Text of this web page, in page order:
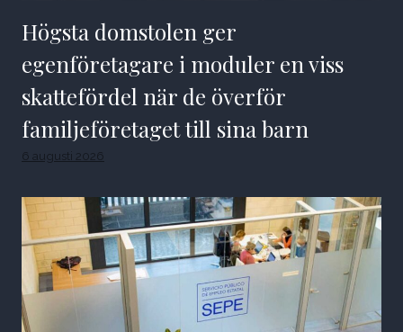
Högsta domstolen ger
egenföretagare i moduler en viss
skattefördel när de överför
familjeföretaget till sina barn
6 augusti 2026